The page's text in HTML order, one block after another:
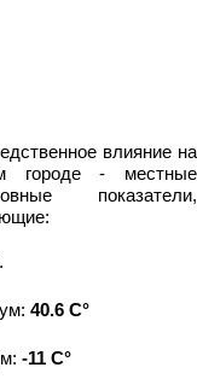
влияние на
городе - местные
показатели,
.
40.6 C°
-11 C°